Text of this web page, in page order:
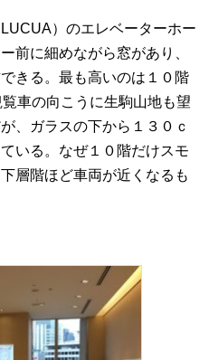
）のエレベーターホー
前に細めながら窓があり、
きる。最も高いのは１０階
車の向こうに生駒山地も望
、ガラスの下から１３０ｃ
いる。なぜ１０階だけスモ
層階ほど車両が近くなるも